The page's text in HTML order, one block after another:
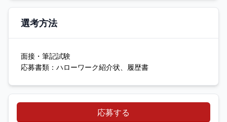
選考方法
面接・筆記試験
応募書類：ハローワーク紹介状、履歴書
応募する